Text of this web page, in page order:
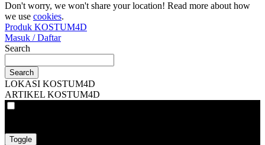
Don't worry, we won't share your location! Read more about how
we use cookies.
Produk KOSTUM4D
Masuk / Daftar
Search
Search
LOKASI KOSTUM4D
ARTIKEL KOSTUM4D
Toggle